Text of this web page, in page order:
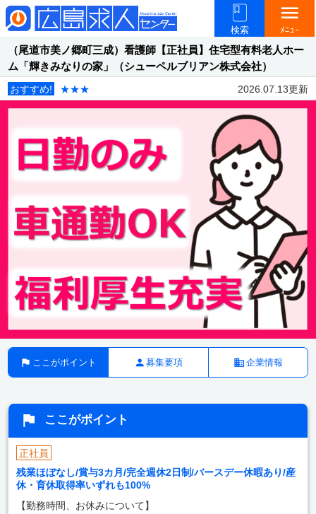
検索
menu
ﾒﾆｭｰ
（尾道市美ノ郷町三成）看護師【正社員】住宅型有料老人ホー
ム「輝きみなりの家」（シューペルブリアン株式会社）
おすすめ! ★★★ 2026.07.13更新
ここがポイント 募集要項 企業情報
ここがポイント
正社員
残業ほぼなし/賞与3カ月/完全週休2日制/バースデー休暇あり/産
休・育休取得率いずれも100%
【勤務時間、お休みについて】